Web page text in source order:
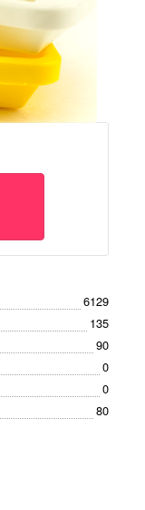
6129
135
90
0
0
80